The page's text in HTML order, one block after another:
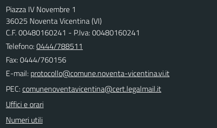
Piazza IV Novembre 1
36025 Noventa Vicentina (VI)
C.F. 00480160241 - P.Iva: 00480160241
Telefono:0444/788511
Fax: 0444/760156
E-mail:
PEC:
Uffici e orari
Numeri utili